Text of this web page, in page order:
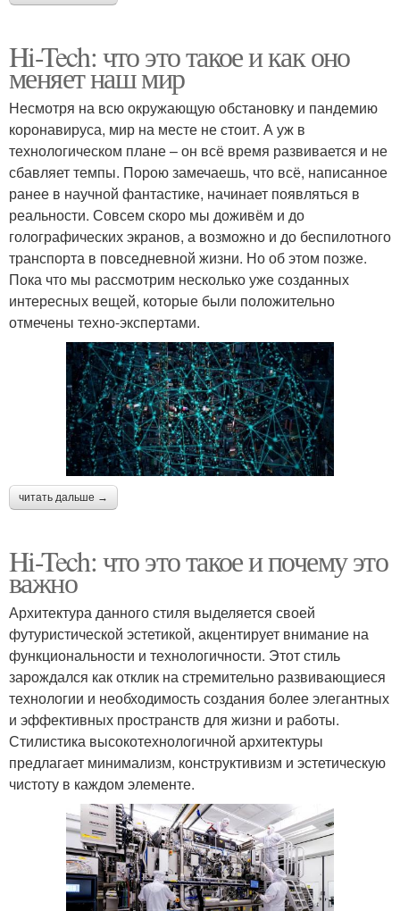
Hi-Tech: что это такое и как оно
меняет наш мир
Несмотря на всю окружающую обстановку и пандемию
коронавируса, мир на месте не стоит. А уж в
технологическом плане – он всё время развивается и не
сбавляет темпы. Порою замечаешь, что всё, написанное
ранее в научной фантастике, начинает появляться в
реальности. Совсем скоро мы доживём и до
голографических экранов, а возможно и до беспилотного
транспорта в повседневной жизни. Но об этом позже.
Пока что мы рассмотрим несколько уже созданных
интересных вещей, которые были положительно
отмечены техно-экспертами.
читать дальше →
Hi-Tech: что это такое и почему это
важно
Архитектура данного стиля выделяется своей
футуристической эстетикой, акцентирует внимание на
функциональности и технологичности. Этот стиль
зарождался как отклик на стремительно развивающиеся
технологии и необходимость создания более элегантных
и эффективных пространств для жизни и работы.
Стилистика высокотехнологичной архитектуры
предлагает минимализм, конструктивизм и эстетическую
чистоту в каждом элементе.